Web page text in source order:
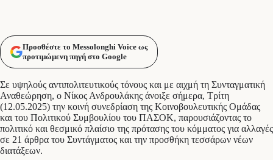
Προσθέστε το Messolonghi Voice ως
προτιμώμενη πηγή στο Google
Σε υψηλούς αντιπολιτευτικούς τόνους και με αιχμή τη Συνταγματική
Αναθεώρηση, ο Νίκος Ανδρουλάκης άνοιξε σήμερα, Τρίτη
(12.05.2025) την κοινή συνεδρίαση της Κοινοβουλευτικής Ομάδας
και του Πολιτικού Συμβουλίου του ΠΑΣΟΚ, παρουσιάζοντας το
πολιτικό και θεσμικό πλαίσιο της πρότασης του κόμματος για αλλαγές
σε 21 άρθρα του Συντάγματος και την προσθήκη τεσσάρων νέων
διατάξεων.